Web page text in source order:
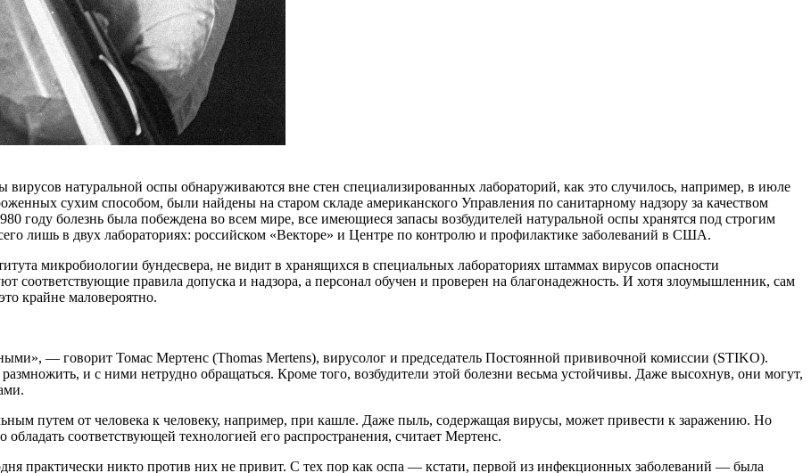
натуральной оспы обнаруживаются вне стен специализированных лабораторий, как это случилось, например, в июле
сухим способом, были найдены на старом складе американского Управления по санитарному надзору за качеством
году болезнь была побеждена во всем мире, все имеющиеся запасы возбудителей натуральной оспы хранятся под строгим
лишь в двух лабораториях: российском «Векторе» и Центре по контролю и профилактике заболеваний в США.
микробиологии бундесвера, не видит в хранящихся в специальных лабораториях штаммах вирусов опасности
соответствующие правила допуска и надзора, а персонал обучен и проверен на благонадежность. И хотя злоумышленник, сам
крайне маловероятно.
— говорит Томас Мертенс (Thomas Mertens), вирусолог и председатель Постоянной прививочной комиссии (STIKO).
и с ними нетрудно обращаться. Кроме того, возбудители этой болезни весьма устойчивы. Даже высохнув, они могут,
путем от человека к человеку, например, при кашле. Даже пыль, содержащая вирусы, может привести к заражению. Но
соответствующей технологией его распространения, считает Мертенс.
практически никто против них не привит. С тех пор как оспа — кстати, первой из инфекционных заболеваний — была